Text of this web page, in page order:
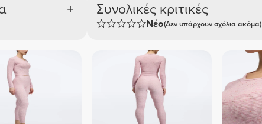
Συνολικές κριτικές
Νέο(Δεν υπάρχουν σχόλια ακόμα)